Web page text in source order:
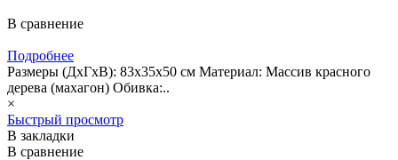
В сравнение
Подробнее
Размеры (ДхГхВ): 83x35x50 см Материал: Массив красного
дерева (махагон) Обивка:..
×
Быстрый просмотр
В закладки
В сравнение